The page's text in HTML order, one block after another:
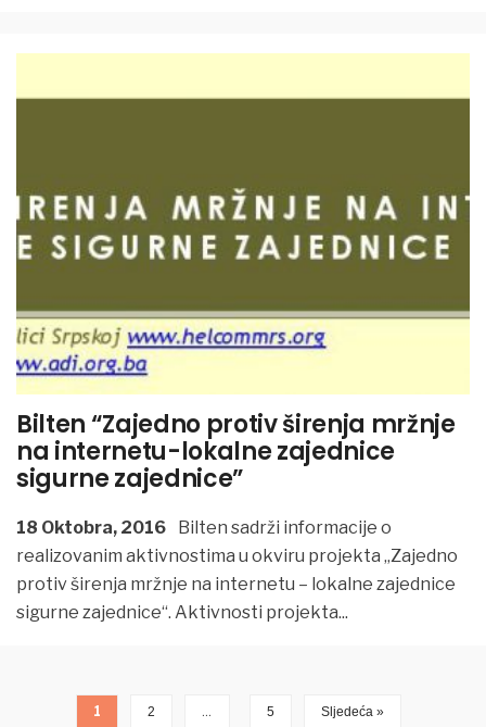
Bilten “Zajedno protiv širenja mržnje
na internetu-lokalne zajednice
sigurne zajednice”
18 Oktobra, 2016
Bilten sadrži informacije o
realizovanim aktivnostima u okviru projekta „Zajedno
protiv širenja mržnje na internetu – lokalne zajednice
sigurne zajednice“. Aktivnosti projekta...
1 2 … 5 Sljedeća »